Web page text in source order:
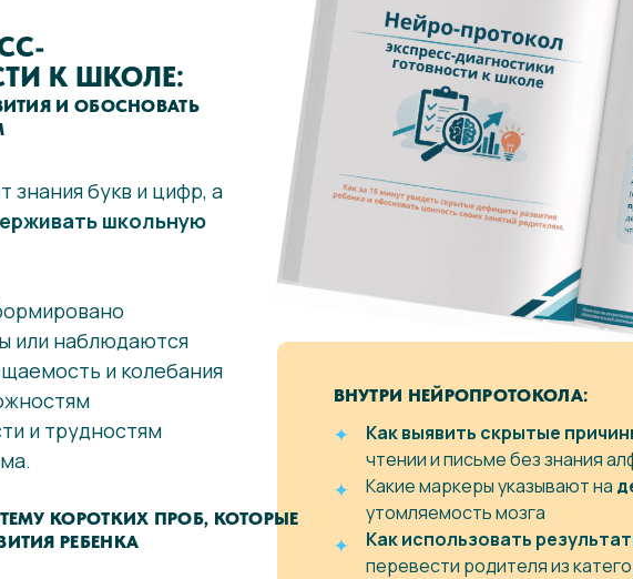
К ШКОЛЕ:
знания букв и цифр, а
школьную
или наблюдаются
и колебания
и трудностям
ВНУТРИ НЕЙРОПРОТОКОЛА:
КОРОТКИХ ПРОБ, КОТОРЫЕ
РЕБЕНКА
И ОБОСНОВАТЬ
Как выявить скрытые
чтении и письме без знания
Какие маркеры указывают на
утомляемость мозга
Как использовать
перевести родителя из